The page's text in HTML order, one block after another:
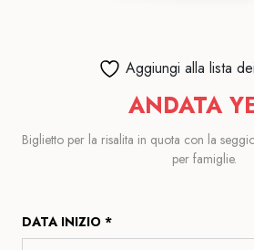
Aggiungi alla lista
ANDATA
Biglietto per la risalita in quota con la
per famiglie.
DATA INIZIO *